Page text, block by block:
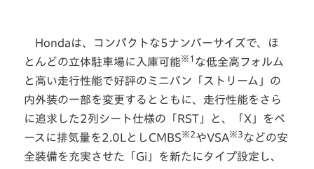
Hondaは、コンパクトな5ナンバーサイズで、ほ
とんどの立体駐車場に入庫可能※1 な低全高フォルム
と高い走行性能で好評のミニバン「ストリーム」の
内外装の一部を変更するとともに、走行性能をさら
に追求した2列シート仕様の「RST」と、「X」をベ
ースに排気量を2.0LとしCMBS※2やVSA※3などの安
全装備を充実させた「Gi」を新たにタイプ設定し、